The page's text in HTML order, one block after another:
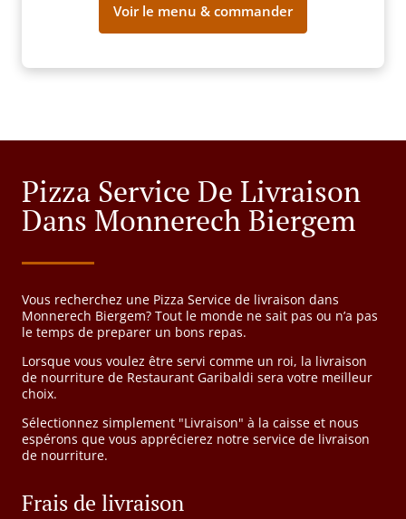
Voir le menu & commander
Pizza Service De Livraison
Dans Monnerech Biergem
Vous recherchez une Pizza Service de livraison dans
Monnerech Biergem? Tout le monde ne sait pas ou n’a pas
le temps de preparer un bons repas.
Lorsque vous voulez être servi comme un roi, la livraison
de nourriture de Restaurant Garibaldi sera votre meilleur
choix.
Sélectionnez simplement "Livraison" à la caisse et nous
espérons que vous apprécierez notre service de livraison
de nourriture.
Frais de livraison